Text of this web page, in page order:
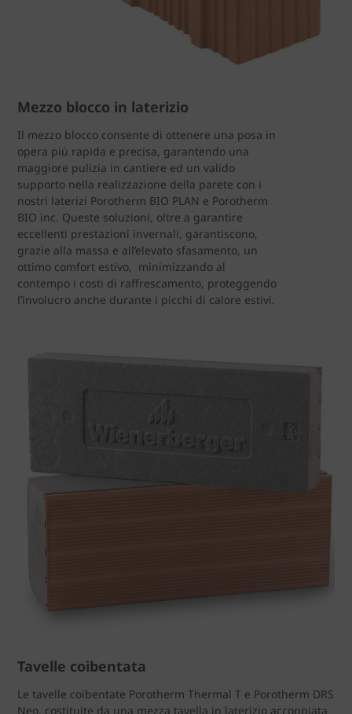
Mezzo blocco in laterizio
Il mezzo blocco consente di ottenere una posa in
opera più rapida e precisa, garantendo una
maggiore pulizia in cantiere ed un valido
supporto nella realizzazione della parete con i
nostri laterizi Porotherm BIO PLAN e Porotherm
BIO inc. Queste soluzioni, oltre a garantire
eccellenti prestazioni invernali, garantiscono,
grazie alla massa e all’elevato sfasamento, un
ottimo comfort estivo, minimizzando al
contempo i costi di raffrescamento, proteggendo
l’involucro anche durante i picchi di calore estivi.
Tavelle coibentata
Le tavelle coibentate Porotherm Thermal T e Porotherm DRS
Neo, costituite da una mezza tavella in laterizio accoppiata